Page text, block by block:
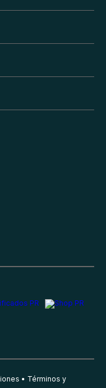
Términos y